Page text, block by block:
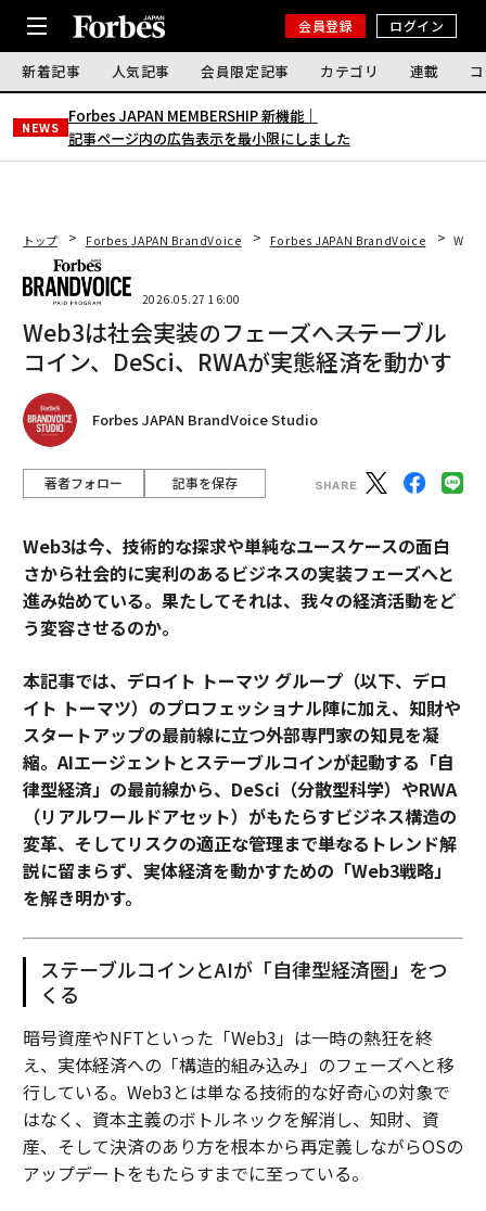
会員登録 ログイン
新着記事 人気記事 会員限定記事 カテゴリ 連載
NEWS
Forbes JAPAN MEMBERSHIP 新機能｜
記事ページ内の広告表示を最小限にしました
トップ Forbes JAPAN BrandVoice Forbes JAPAN BrandVoice
2026.05.27 16:00
Web3は社会実装のフェーズへ――ステーブル
コイン、DeSci、RWAが実態経済を動かす
Forbes JAPAN BrandVoice Studio
著者フォロー 記事を保存
Web3は今、技術的な探求や単純なユースケースの面白
さから社会的に実利のあるビジネスの実装フェーズへと
進み始めている。果たしてそれは、我々の経済活動をど
う変容させるのか。
本記事では、デロイト トーマツ グループ（以下、デロ
イト トーマツ）のプロフェッショナル陣に加え、知財や
スタートアップの最前線に立つ外部専門家の知見を凝
縮。AIエージェントとステーブルコインが起動する「自
律型経済」の最前線から、DeSci（分散型科学）やRWA
（リアルワールドアセット）がもたらすビジネス構造の
変革、そしてリスクの適正な管理まで――単なるトレンド解
説に留まらず、実体経済を動かすための「Web3戦略」
を解き明かす。
ステーブルコインとAIが「自律型経済圏」をつ
くる
暗号資産やNFTといった「Web3」は一時の熱狂を終
え、実体経済への「構造的組み込み」のフェーズへと移
行している。Web3とは単なる技術的な好奇心の対象で
はなく、資本主義のボトルネックを解消し、知財、資
産、そして決済のあり方を根本から再定義しながらOSの
アップデートをもたらすまでに至っている。